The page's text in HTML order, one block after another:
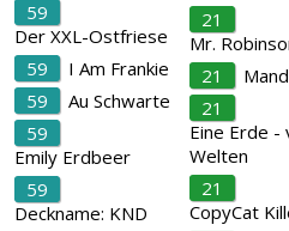
59
Der XXL-Ostfriese
59
I Am Frankie
59
Au Schwarte
59
Emily Erdbeer
59
Deckname: KND
21
Mr.
21
21
Eine Erde -
Welten
21
CopyCat